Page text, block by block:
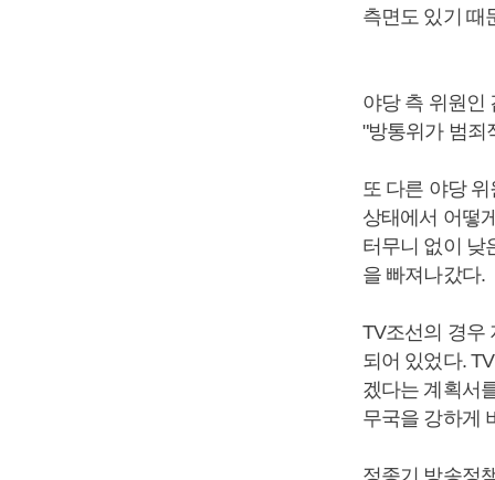
측면도 있기 때
야당 측 위원인
"방통위가 범죄
또 다른 야당
상태에서 어떻
터무니 없이 낮
을 빠져나갔다.
TV조선의 경우
되어 있었다.
겠다는 계획서
무국을 강하게
정종기 방송정